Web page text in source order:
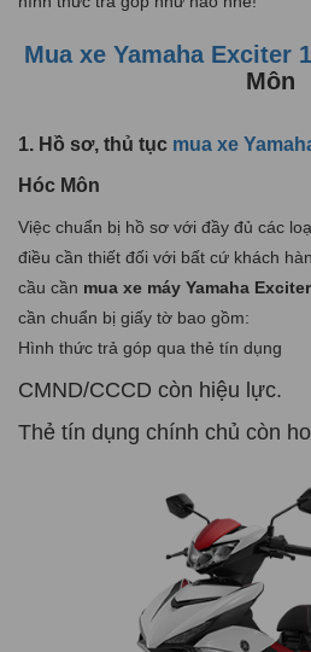
Mua xe Yamaha Exciter
Môn
1. Hồ sơ, thủ tục mua xe
Hóc Môn
Việc chuẩn bị hồ sơ với đầy đủ các
điều cần thiết đối với bất cứ khách
cầu cần mua xe máy Yamaha
cần chuẩn bị giấy tờ bao gồm:
Hình thức trả góp qua thẻ tín dụng
CMND/CCCD còn hiệu lực.
Thẻ tín dụng chính chủ còn